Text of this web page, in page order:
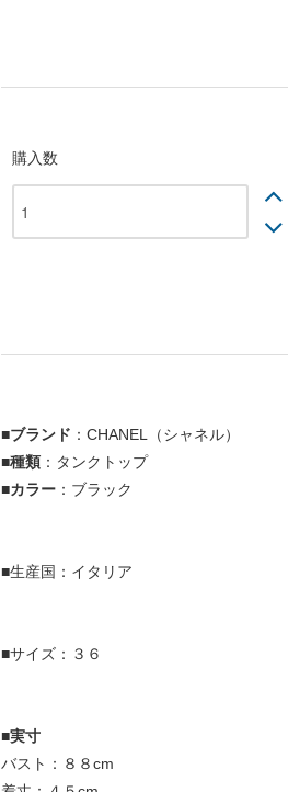
購入数
■ブランド ：CHANEL（シャネル）
■種類 ：タンクトップ
■カラー ：ブラック
■生産国：イタリア
■サイズ：３６
■実寸
バスト：８８cm